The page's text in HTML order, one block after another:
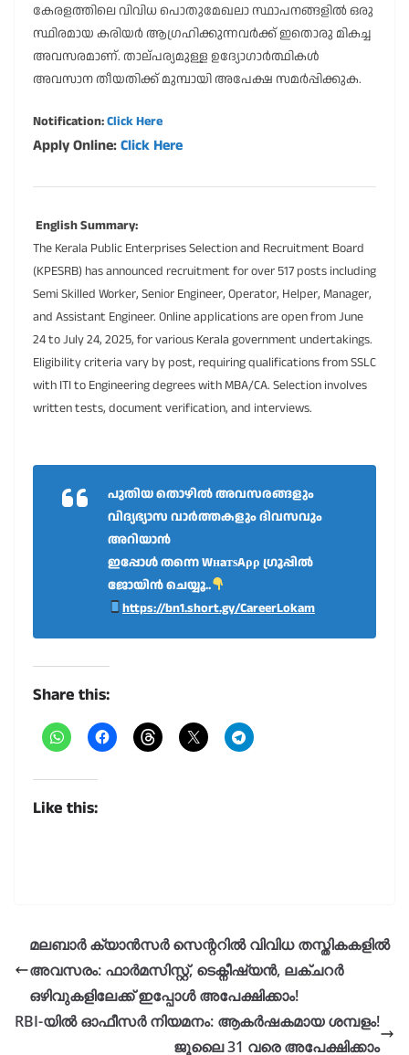
കേരളത്തിലെ വിവിധ പൊതുമേഖലാ സ്ഥാപനങ്ങളിൽ ഒരു
സ്ഥിരമായ കരിയർ ആഗ്രഹിക്കുന്നവർക്ക് ഇതൊരു മികച്ച
അവസരമാണ്. താല്പര്യമുള്ള ഉദ്യോഗാർത്ഥികൾ
അവസാന തീയതിക്ക് മുമ്പായി അപേക്ഷ സമർപ്പിക്കുക.
Notification:Click Here
Apply Online:Click Here
English Summary:
The Kerala Public Enterprises Selection and Recruitment Board
(KPESRB) has announced recruitment for over 517 posts including
Semi Skilled Worker, Senior Engineer, Operator, Helper, Manager,
and Assistant Engineer. Online applications are open from June
24 to July 24, 2025, for various Kerala government undertakings.
Eligibility criteria vary by post, requiring qualifications from SSLC
with ITI to Engineering degrees with MBA/CA. Selection involves
written tests, document verification, and interviews.
പുതിയ തൊഴിൽ അവസരങ്ങളും
വിദ്യഭ്യാസ വാർത്തകളും ദിവസവും
അറിയാൻ
ഇപ്പോൾ തന്നെ WнaтѕAρρ ഗ്രൂപ്പിൽ
ജോയിൻ ചെയ്യൂ..
https://bn1.short.gy/CareerLokam
Share this:
Like this:
മലബാർ ക്യാൻസർ സെന്ററിൽ വിവിധ തസ്തികകളിൽ
അവസരം: ഫാർമസിസ്റ്റ്, ടെക്നീഷ്യൻ, ലക്ചറർ
ഒഴിവുകളിലേക്ക് ഇപ്പോൾ അപേക്ഷിക്കാം!
RBI-യിൽ ഓഫീസർ നിയമനം: ആകർഷകമായ ശമ്പളം!
ജൂലൈ 31 വരെ അപേക്ഷിക്കാം